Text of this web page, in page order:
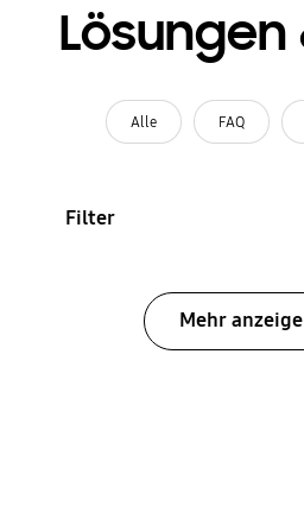
Lösungen
Alle FAQ
Filter
Mehr